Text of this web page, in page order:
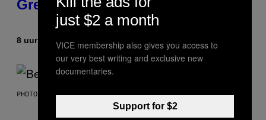
Greeting in the 2000s
8 uur geledenDoor Dan Milam
PHOTO BY KEVIN WINTER/GETTY IMAGES FOR RADIO DISNEY
just $2 a month
VICE membership also gives you access to
our very best writing and exclusive new
documentaries.
Support for $2